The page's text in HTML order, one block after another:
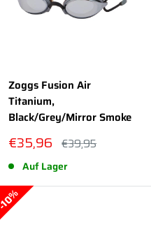
Zoggs Fusion Air
Titanium,
Black/Grey/Mirror Smoke
Sonderpreis
€35,96 Normalpreis
€39,95
Auf Lager
10%